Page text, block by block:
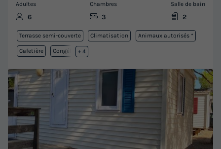
Adultes
6
Chambres
3
Salle de bain
2
Terrasse semi-couverte Climatisation Animaux autorisés *
Cafetière Congélateur
+ 4